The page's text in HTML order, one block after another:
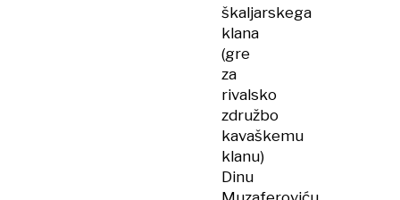
škaljarskega
klana
(gre
za
rivalsko
združbo
kavaškemu
klanu)
Dinu